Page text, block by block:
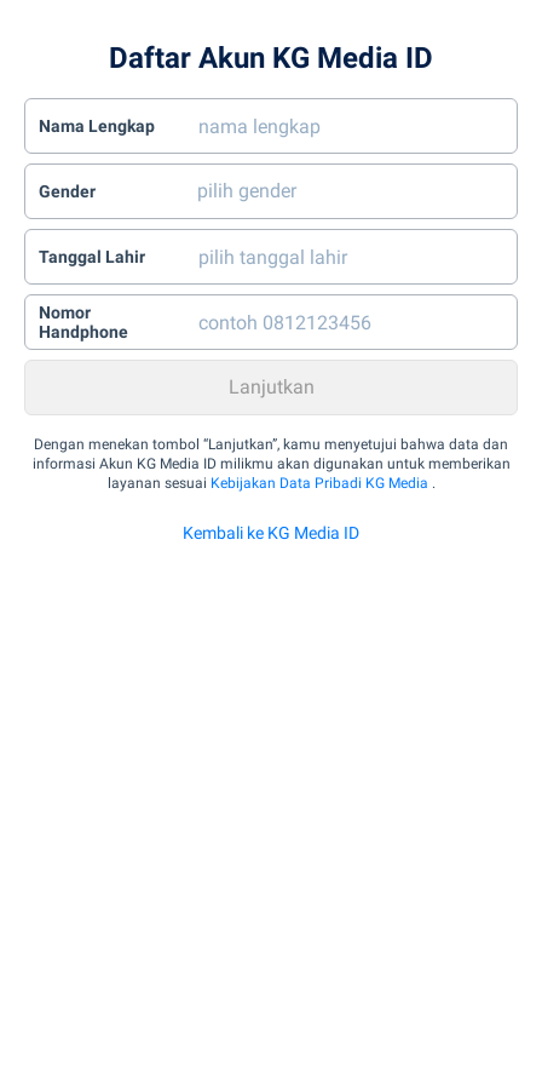
Daftar Akun KG Media ID
Nama Lengkap
Gender
Tanggal Lahir
Nomor
Handphone
Dengan menekan tombol “Lanjutkan”, kamu menyetujui bahwa data dan
informasi Akun KG Media ID milikmu akan digunakan untuk memberikan
layanan sesuai Kebijakan Data Pribadi KG Media .
Kembali ke KG Media ID